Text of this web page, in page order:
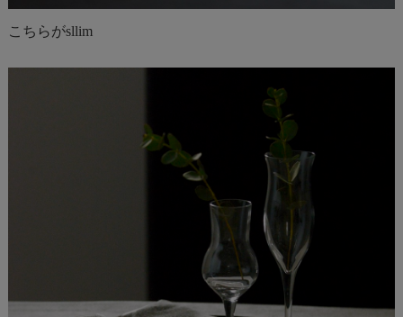
こちらがsllim